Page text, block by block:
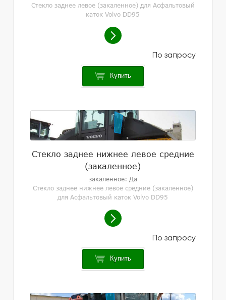
Стекло заднее левое (закаленное) для Асфальтовый
каток Volvo DD95
Купить
Стекло заднее нижнее левое средние
(закаленное)
закаленное: Да
Стекло заднее нижнее левое средние (закаленное)
для Асфальтовый каток Volvo DD95
Купить